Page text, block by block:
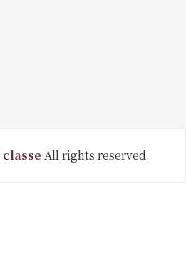
classe All rights reserved.